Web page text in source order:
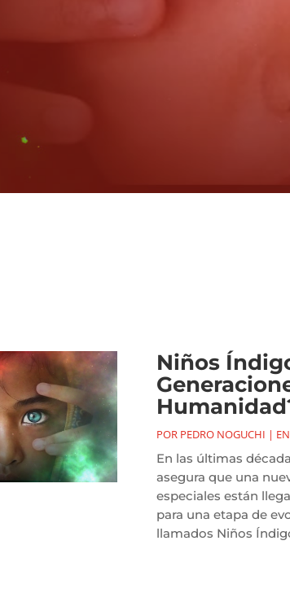
Niños
POR PEDRO NOGUCHI |
En las últimas
asegura que una
especiales están
para una etapa de
llamados Niños